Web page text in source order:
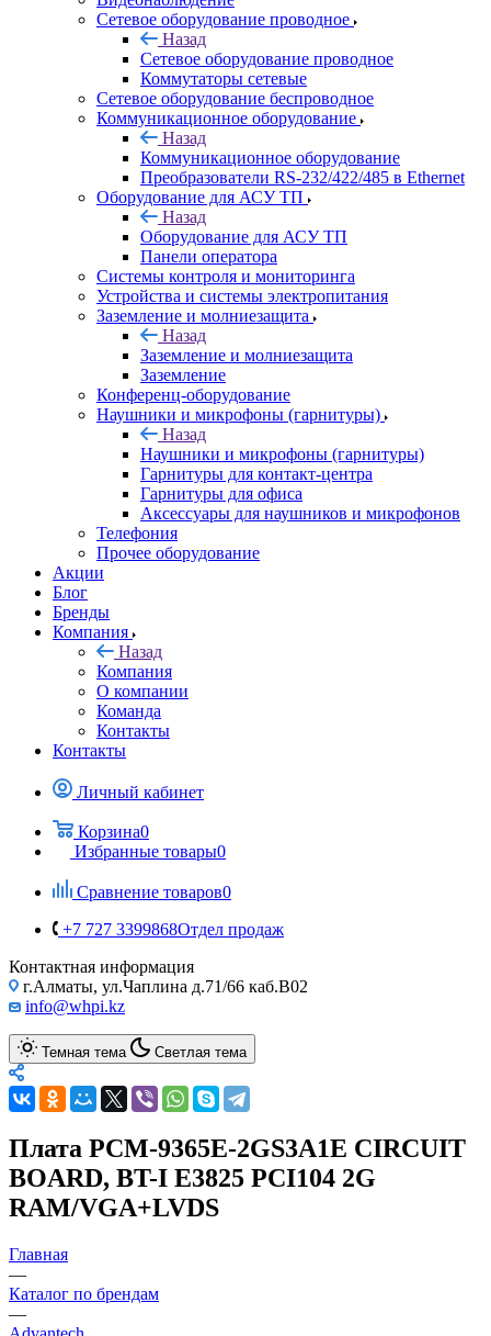
Сетевое оборудование проводное
Назад
Сетевое оборудование проводное
Коммутаторы сетевые
Сетевое оборудование беспроводное
Коммуникационное оборудование
Назад
Коммуникационное оборудование
Преобразователи RS-232/422/485 в Ethernet
Оборудование для АСУ ТП
Назад
Оборудование для АСУ ТП
Панели оператора
Системы контроля и мониторинга
Устройства и системы электропитания
Заземление и молниезащита
Назад
Заземление и молниезащита
Заземление
Конференц-оборудование
Наушники и микрофоны (гарнитуры)
Назад
Наушники и микрофоны (гарнитуры)
Гарнитуры для контакт-центра
Гарнитуры для офиса
Аксессуары для наушников и микрофонов
Телефония
Прочее оборудование
Акции
Блог
Бренды
Компания
Назад
Компания
О компании
Команда
Контакты
Контакты
Личный кабинет
Корзина0
Избранные товары0
Сравнение товаров0
+7 727 3399868Отдел продаж
Контактная информация
г.Алматы, ул.Чаплина д.71/66 каб.B02
info@whpi.kz
Темная тема Светлая тема
Плата PCM-9365E-2GS3A1E CIRCUIT
BOARD, BT-I E3825 PCI104 2G
RAM/VGA+LVDS
Главная
—
Каталог по брендам
—